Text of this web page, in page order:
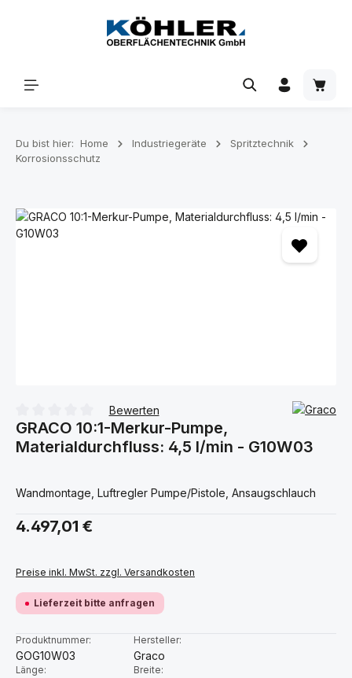
Zum Hauptinhalt springen
Du bist hier: Home Industriegeräte
Spritztechnik
Korrosionsschutz
Bildergalerie überspringen
Durchschnittliche Bewertung von 0 von 5 Sternen
Bewerten
GRACO 10:1-Merkur-Pumpe,
Materialdurchfluss: 4,5 l/min - G10W03
Wandmontage, Luftregler Pumpe/Pistole, Ansaugschlauch
Regulärer Preis:
4.497,01 €
Preise inkl. MwSt. zzgl. Versandkosten
Lieferzeit bitte anfragen
Produktnummer:
GOG10W03
Hersteller:
Graco
Länge: Breite: